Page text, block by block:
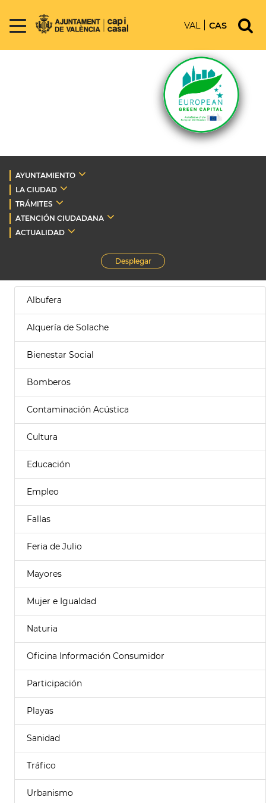
VAL CAS
AYUNTAMIENTO
LA CIUDAD
TRÁMITES
ATENCIÓN CIUDADANA
ACTUALIDAD
Desplegar
Albufera
Alquería de Solache
Bienestar Social
Bomberos
Contaminación Acústica
Cultura
Educación
Empleo
Fallas
Feria de Julio
Mayores
Mujer e Igualdad
Naturia
Oficina Información Consumidor
Participación
Playas
Sanidad
Tráfico
Urbanismo